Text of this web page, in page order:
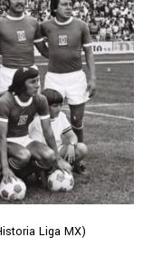
Liga MX)